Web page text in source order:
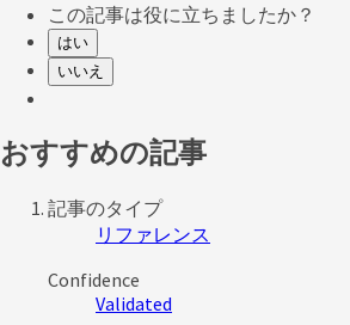
この記事は役に立ちましたか？
はい
いいえ
おすすめの記事
記事のタイプ
リファレンス
Confidence
Validated